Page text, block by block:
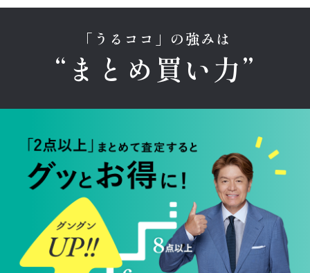
「うるココ」の強みは
“まとめ買い力”